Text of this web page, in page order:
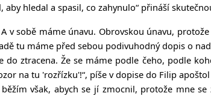
hledal a spasil, co zahynulo“ přináší
sobě máme únavu. Obrovskou únavu,
tu máme před sebou podivuhodný dopis o
ztracena. Že se máme podle čeho, podle
na tu 'rozřízku'!“, píše v dopise do Filip
však, abych se jí zmocnil, protože mne se